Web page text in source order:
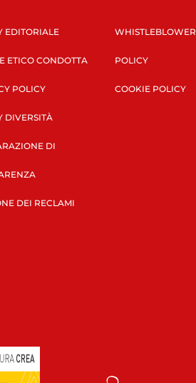
EDITORIALE
ETICO CONDOTTA
POLICY
DIVERSITÀ
DI
DEI RECLAMI
WHISTLEBLOWER
POLICY
COOKIE POLICY